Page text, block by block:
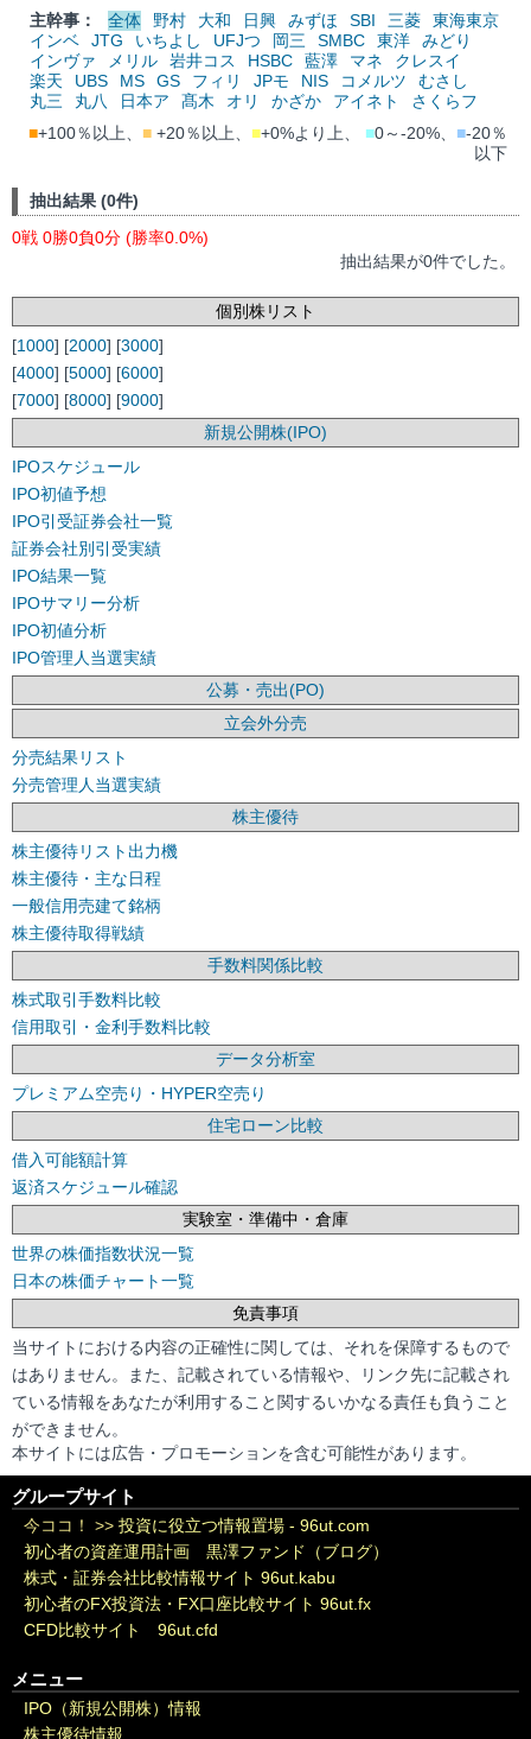
主幹事：
全体 野村 大和 日興 みずほ SBI 三菱
東海東京
インベ
JTG いちよし UFJつ 岡三 SMBC 東洋
みどり
インヴァ
メリル 岩井コス HSBC 藍澤 マネ
クレスイ
楽天
UBS MS GS フィリ JPモ NIS コメルツ
むさし
丸三
丸八 日本ア 髙木 オリ かざか アイネト
さくらフ
■+100％以上、 ■ +20％以上、 ■+0%より上、 ■0～-20%、 ■-20％
以下
抽出結果 (0件)
0戦 0勝0負0分 (勝率0.0%)
抽出結果が0件でした。
個別株リスト
[1000] [2000] [3000]
[4000] [5000] [6000]
[7000] [8000] [9000]
新規公開株(IPO)
IPOスケジュール
IPO初値予想
IPO引受証券会社一覧
証券会社別引受実績
IPO結果一覧
IPOサマリー分析
IPO初値分析
IPO管理人当選実績
公募・売出(PO)
立会外分売
分売結果リスト
分売管理人当選実績
株主優待
株主優待リスト出力機
株主優待・主な日程
一般信用売建て銘柄
株主優待取得戦績
手数料関係比較
株式取引手数料比較
信用取引・金利手数料比較
データ分析室
プレミアム空売り・HYPER空売り
住宅ローン比較
借入可能額計算
返済スケジュール確認
実験室・準備中・倉庫
世界の株価指数状況一覧
日本の株価チャート一覧
免責事項
当サイトにおける内容の正確性に関しては、それを保障するもので
はありません。また、記載されている情報や、リンク先に記載され
ている情報をあなたが利用すること関するいかなる責任も負うこと
ができません。
本サイトには広告・プロモーションを含む可能性があります。
グループサイト
今ココ！ >> 投資に役立つ情報置場 - 96ut.com
初心者の資産運用計画 黒澤ファンド（ブログ）
株式・証券会社比較情報サイト 96ut.kabu
初心者のFX投資法・FX口座比較サイト 96ut.fx
CFD比較サイト 96ut.cfd
メニュー
IPO（新規公開株）情報
株主優待情報